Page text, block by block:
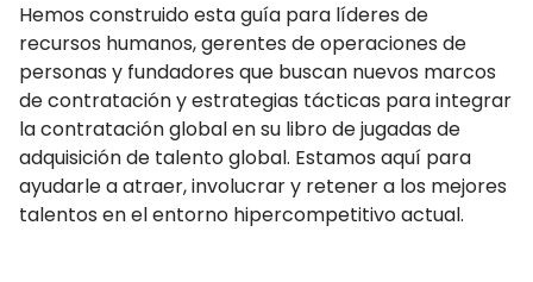
Hemos construido esta guía para líderes de
recursos humanos, gerentes de operaciones de
personas y fundadores que buscan nuevos marcos
de contratación y estrategias tácticas para integrar
la contratación global en su libro de jugadas de
adquisición de talento global. Estamos aquí para
ayudarle a atraer, involucrar y retener a los mejores
talentos en el entorno hipercompetitivo actual.